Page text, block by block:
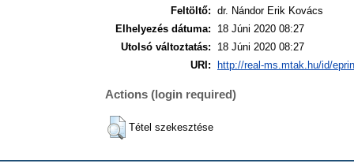
Feltöltő: dr. Nándor Erik Kovács
Elhelyezés dátuma:
18 Júni 2020 08:27
Utolsó változtatás:
18 Júni 2020 08:27
URI:
http://real-ms.mtak.hu/id/
Actions (login required)
Tétel szekesztése